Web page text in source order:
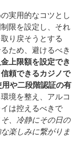
実用的なコツとし
限を設定し、それ
り戻そうとする
ため、避けるべき
上限額を設定でき
信頼できるカジノで
用や二段階認証の有
境を整え、アルコ
は控えるべきで
、冷静にその日の
楽しみに繋がりま